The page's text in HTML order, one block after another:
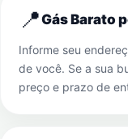
📍Gás Barato
Informe seu
de você. Se a sua
preço e prazo de